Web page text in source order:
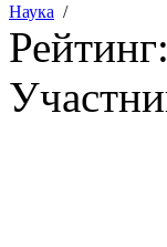
Наука /
Рейтинг: